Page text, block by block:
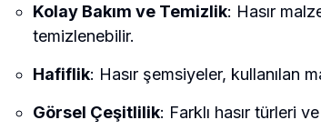
Kolay Bakım ve Temizlik: Hasır
temizlenebilir.
Hafiflik: Hasır şemsiyeler, kullanılan
Görsel Çeşitlilik: Farklı hasır türleri